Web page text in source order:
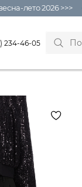
лето 2026 >>>
234-46-05